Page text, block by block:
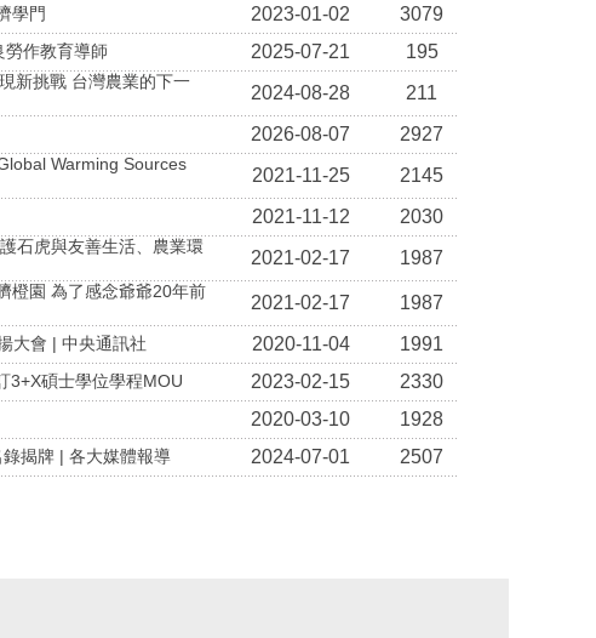
學門 2023-01-02 3079
作教育導師 2025-07-21 195
新挑戰 台灣農業的下一
2024-08-28 211
2026-08-07 2927
Warming Sources
2021-11-25 2145
2021-11-12 2030
石虎與友善生活、農業環
2021-02-17 1987
橙園 為了感念爺爺20年前
2021-02-17 1987
大會 | 中央通訊社 2020-11-04 1991
3+X碩士學位學程MOU 2023-02-15 2330
2020-03-10 1928
揭牌 | 各大媒體報導 2024-07-01 2507